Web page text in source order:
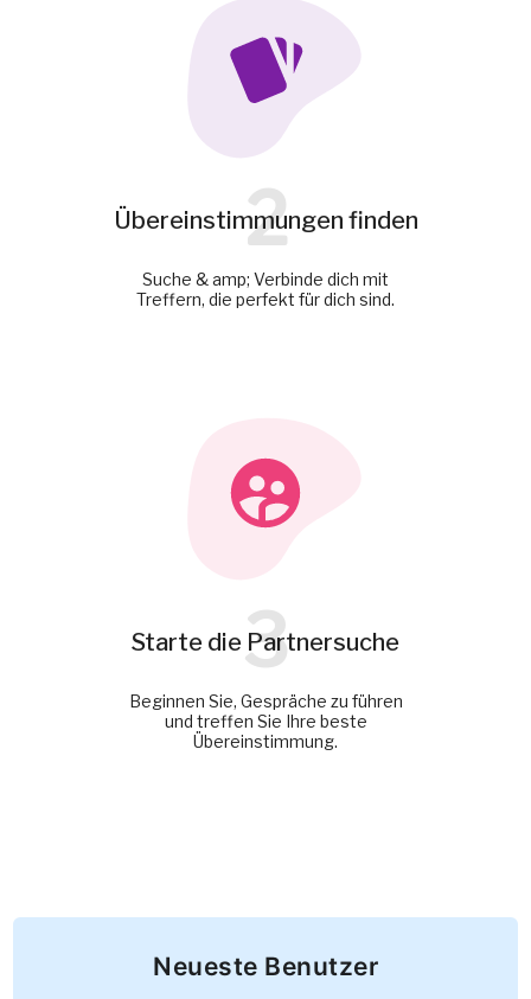
Übereinstimmungen finden
2
Suche & amp; Verbinde dich mit
Treffern, die perfekt für dich sind.
Starte die Partnersuche
3
Beginnen Sie, Gespräche zu führen
und treffen Sie Ihre beste
Übereinstimmung.
Neueste Benutzer